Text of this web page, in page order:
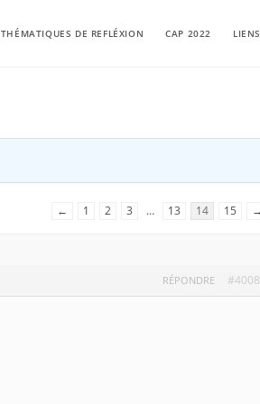
THÉMATIQUES DE REFLÉXION CAP 2022
← 1 2 3 … 13 14 15 →
#4008
RÉPONDRE